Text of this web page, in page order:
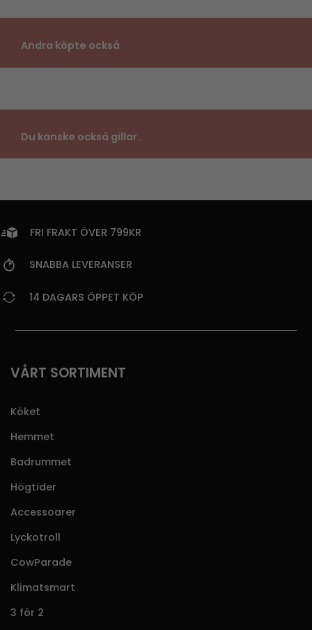
Andra köpte också
Du kanske också gillar..
FRI FRAKT ÖVER 799KR
SNABBA LEVERANSER
14 DAGARS ÖPPET KÖP
VÅRT SORTIMENT
Köket
Hemmet
Badrummet
Högtider
Accessoarer
Lyckotroll
CowParade
Klimatsmart
3 för 2